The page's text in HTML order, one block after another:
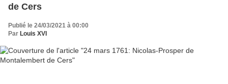
de Cers
Publié le 24/03/2021 à 00:00
Par Louis XVI